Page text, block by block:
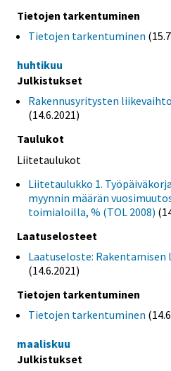
Tietojen tarkentuminen
Tietojen tarkentuminen
huhtikuu
Julkistukset
Rakennusyritysten
(14.6.2021)
Taulukot
Liitetaulukot
Liitetaulukko 1.
myynnin määrän
toimialoilla, % (TOL 2008)
Laatuselosteet
Laatuseloste: Rakentamisen
(14.6.2021)
Tietojen tarkentuminen
Tietojen tarkentuminen
maaliskuu
Julkistukset